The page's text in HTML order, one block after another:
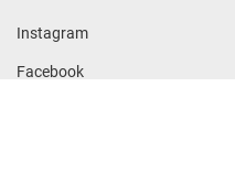
Instagram
Facebook